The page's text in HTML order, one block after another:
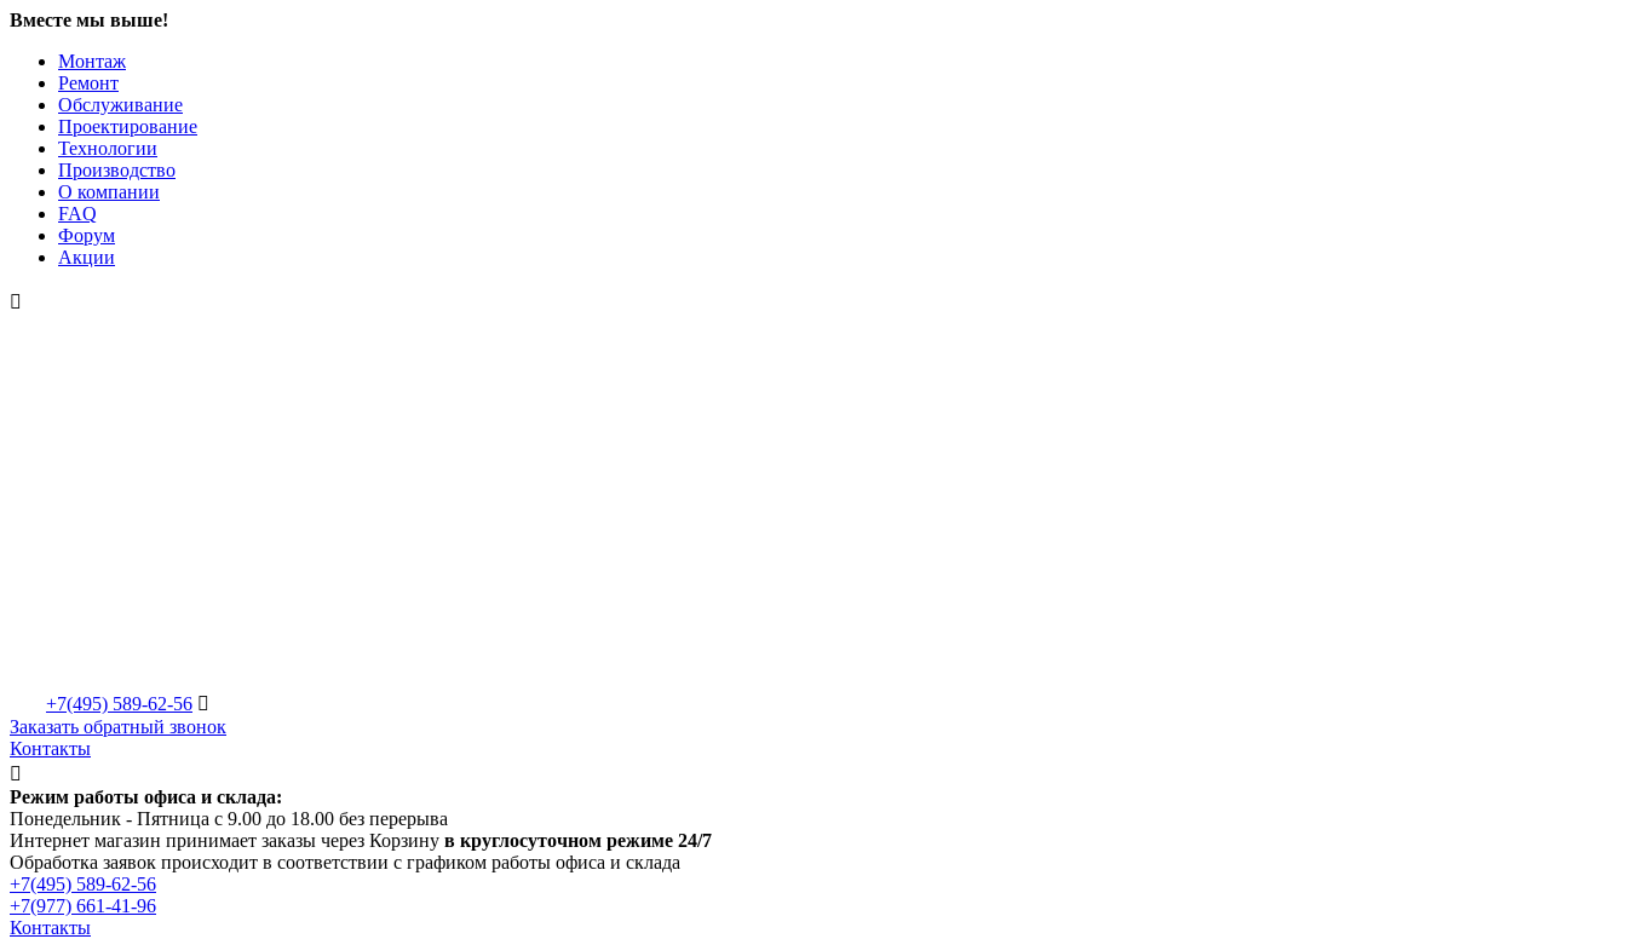
Вместе мы выше!
Монтаж
Ремонт
Обслуживание
Проектирование
Технологии
Производство
О компании
FAQ
Форум
Акции

+7(495) 589-62-56 
Заказать обратный звонок
Контакты

Режим работы офиса и склада:
Понедельник - Пятница с 9.00 до 18.00 без перерыва
Интернет магазин принимает заказы через Корзину в круглосуточном режиме 24/7
Обработка заявок происходит в соответствии с графиком работы офиса и склада
+7(495) 589-62-56
+7(977) 661-41-96
Контакты